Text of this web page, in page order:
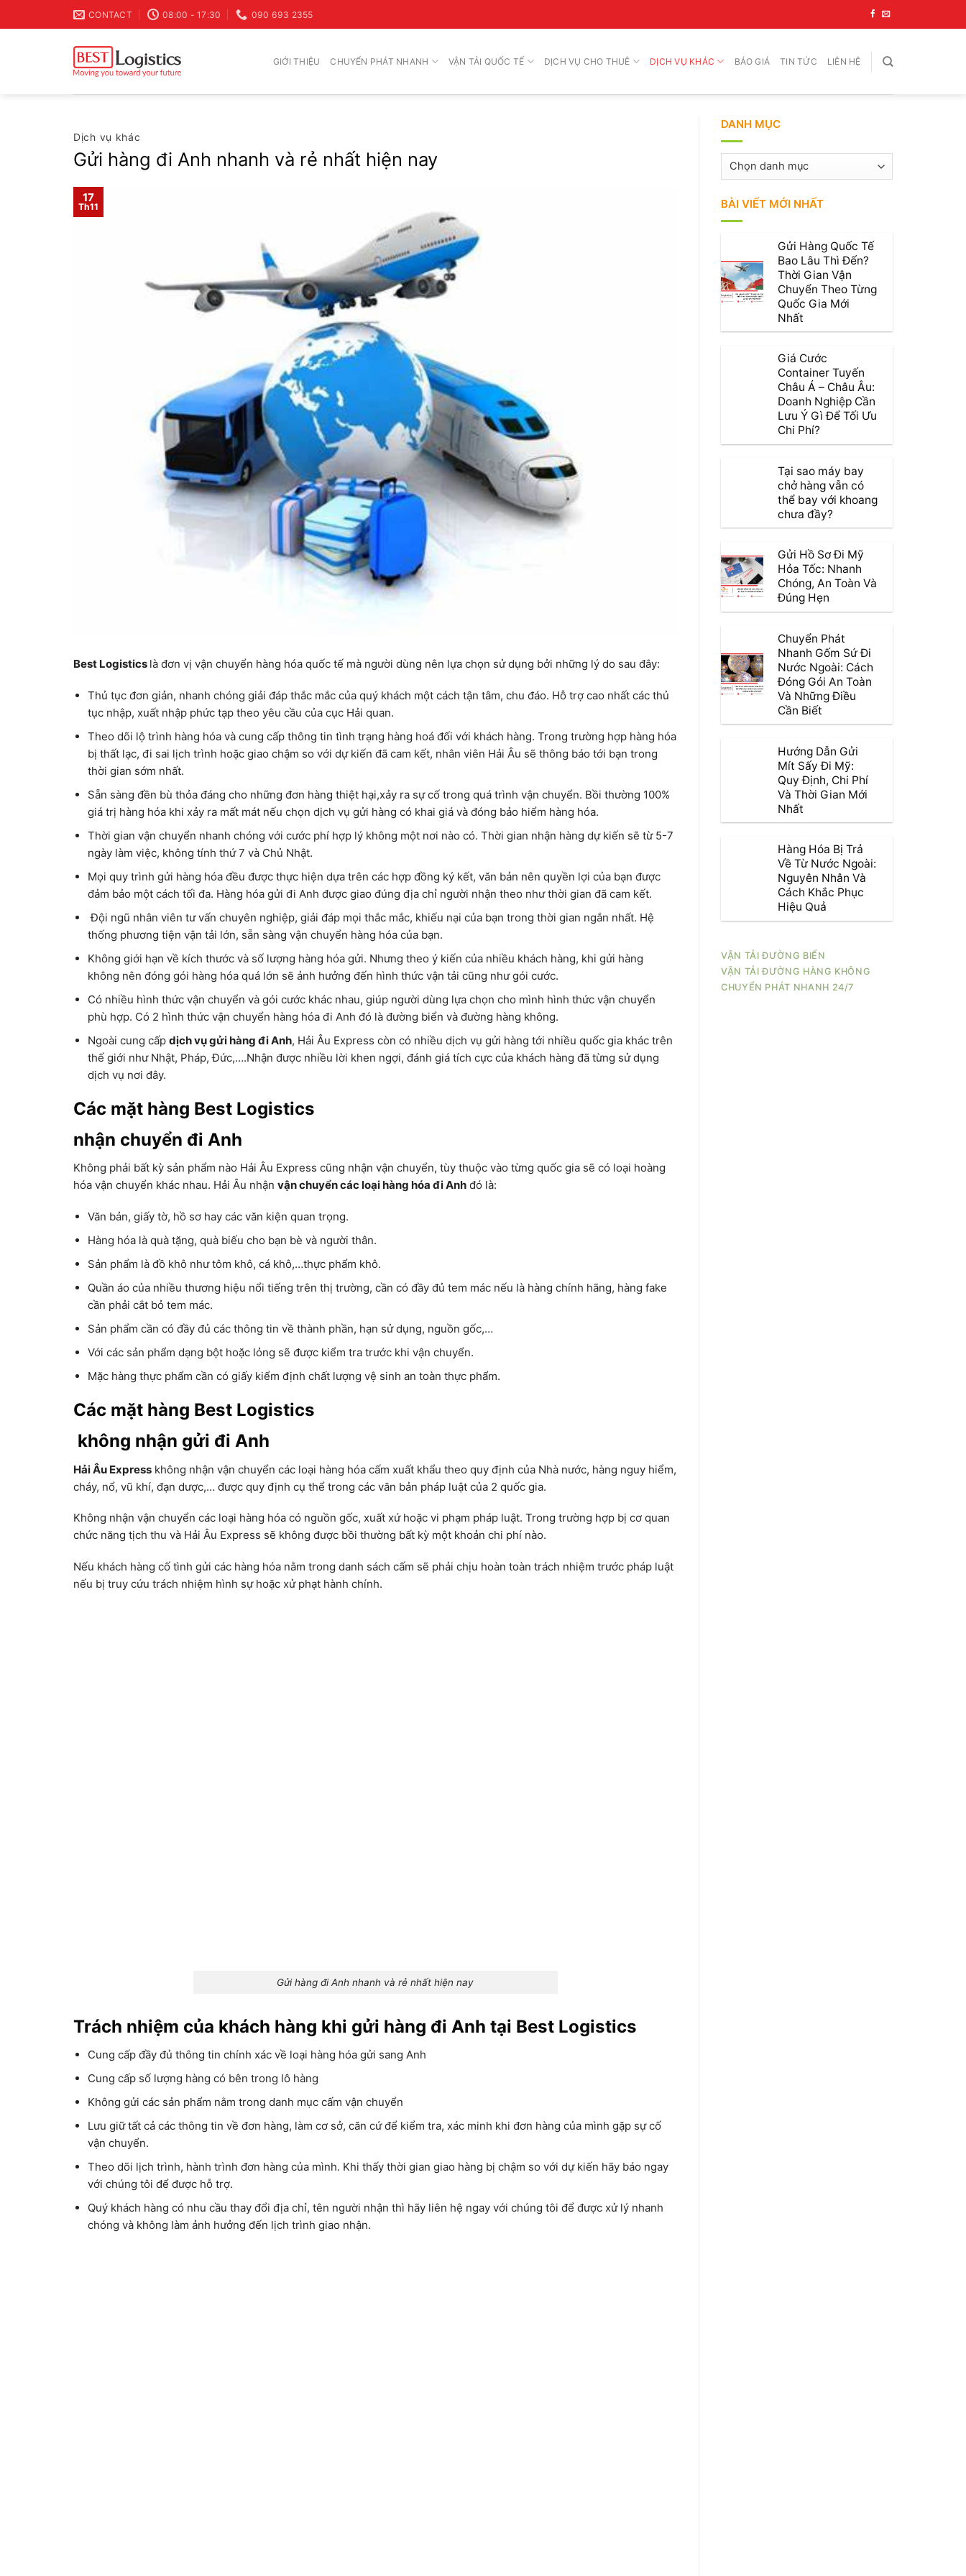
CONTACT 08:00 - 17:30 090 693 2355
GIỚI THIỆU CHUYỂN PHÁT NHANH VẬN TẢI QUỐC TẾ DỊCH VỤ CHO THUÊ DỊCH VỤ KHÁC BÁO GIÁ TIN TỨC LIÊN HỆ
Dịch vụ khác
Gửi hàng đi Anh nhanh và rẻ nhất hiện nay
17
Th11
Best Logistics là đơn vị vận chuyển hàng hóa quốc tế mà người dùng nên lựa chọn sử dụng bởi những lý do sau đây:
Thủ tục đơn giản, nhanh chóng giải đáp thắc mắc của quý khách một cách tận tâm, chu đáo. Hỗ trợ cao nhất các thủ
tục nhập, xuất nhập phức tạp theo yêu cầu của cục Hải quan.
Theo dõi lộ trình hàng hóa và cung cấp thông tin tình trạng hàng hoá đối với khách hàng. Trong trường hợp hàng hóa
bị thất lạc, đi sai lịch trình hoặc giao chậm so với dự kiến đã cam kết, nhân viên Hải Âu sẽ thông báo tới bạn trong
thời gian sớm nhất.
Sẵn sàng đền bù thỏa đáng cho những đơn hàng thiệt hại,xảy ra sự cố trong quá trình vận chuyển. Bồi thường 100%
giá trị hàng hóa khi xảy ra mất mát nếu chọn dịch vụ gửi hàng có khai giá và đóng bảo hiểm hàng hóa.
Thời gian vận chuyển nhanh chóng với cước phí hợp lý không một nơi nào có. Thời gian nhận hàng dự kiến sẽ từ 5-7
ngày làm việc, không tính thứ 7 và Chủ Nhật.
Mọi quy trình gửi hàng hóa đều được thực hiện dựa trên các hợp đồng ký kết, văn bản nên quyền lợi của bạn được
đảm bảo một cách tối đa. Hàng hóa gửi đi Anh được giao đúng địa chỉ người nhận theo như thời gian đã cam kết.
Đội ngũ nhân viên tư vấn chuyên nghiệp, giải đáp mọi thắc mắc, khiếu nại của bạn trong thời gian ngắn nhất. Hệ
thống phương tiện vận tải lớn, sẵn sàng vận chuyển hàng hóa của bạn.
Không giới hạn về kích thước và số lượng hàng hóa gửi. Nhưng theo ý kiến của nhiều khách hàng, khi gửi hàng
không nên đóng gói hàng hóa quá lớn sẽ ảnh hưởng đến hình thức vận tải cũng như gói cước.
Có nhiều hình thức vận chuyển và gói cước khác nhau, giúp người dùng lựa chọn cho mình hình thức vận chuyển
phù hợp. Có 2 hình thức vận chuyển hàng hóa đi Anh đó là đường biển và đường hàng không.
Ngoài cung cấp dịch vụ gửi hàng đi Anh, Hải Âu Express còn có nhiều dịch vụ gửi hàng tới nhiều quốc gia khác trên
thế giới như Nhật, Pháp, Đức,….Nhận được nhiều lời khen ngợi, đánh giá tích cực của khách hàng đã từng sử dụng
dịch vụ nơi đây.
Các mặt hàng Best Logistics
nhận chuyển đi Anh
Không phải bất kỳ sản phẩm nào Hải Âu Express cũng nhận vận chuyển, tùy thuộc vào từng quốc gia sẽ có loại hoàng
hóa vận chuyển khác nhau. Hải Âu nhận vận chuyển các loại hàng hóa đi Anh đó là:
Văn bản, giấy tờ, hồ sơ hay các văn kiện quan trọng.
Hàng hóa là quà tặng, quà biếu cho bạn bè và người thân.
Sản phẩm là đồ khô như tôm khô, cá khô,…thực phẩm khô.
Quần áo của nhiều thương hiệu nổi tiếng trên thị trường, cần có đầy đủ tem mác nếu là hàng chính hãng, hàng fake
cần phải cắt bỏ tem mác.
Sản phẩm cần có đầy đủ các thông tin về thành phần, hạn sử dụng, nguồn gốc,…
Với các sản phẩm dạng bột hoặc lỏng sẽ được kiểm tra trước khi vận chuyển.
Mặc hàng thực phẩm cần có giấy kiểm định chất lượng vệ sinh an toàn thực phẩm.
Các mặt hàng Best Logistics
không nhận gửi đi Anh
Hải Âu Express không nhận vận chuyển các loại hàng hóa cấm xuất khẩu theo quy định của Nhà nước, hàng nguy hiểm,
cháy, nổ, vũ khí, đạn dược,… được quy định cụ thể trong các văn bản pháp luật của 2 quốc gia.
Không nhận vận chuyển các loại hàng hóa có nguồn gốc, xuất xứ hoặc vi phạm pháp luật. Trong trường hợp bị cơ quan
chức năng tịch thu và Hải Âu Express sẽ không được bồi thường bất kỳ một khoản chi phí nào.
Nếu khách hàng cố tình gửi các hàng hóa nằm trong danh sách cấm sẽ phải chịu hoàn toàn trách nhiệm trước pháp luật
nếu bị truy cứu trách nhiệm hình sự hoặc xử phạt hành chính.
Gửi hàng đi Anh nhanh và rẻ nhất hiện nay
Trách nhiệm của khách hàng khi gửi hàng đi Anh tại Best Logistics
Cung cấp đầy đủ thông tin chính xác về loại hàng hóa gửi sang Anh
Cung cấp số lượng hàng có bên trong lô hàng
Không gửi các sản phẩm nằm trong danh mục cấm vận chuyển
Lưu giữ tất cả các thông tin về đơn hàng, làm cơ sở, căn cứ để kiểm tra, xác minh khi đơn hàng của mình gặp sự cố
vận chuyển.
Theo dõi lịch trình, hành trình đơn hàng của mình. Khi thấy thời gian giao hàng bị chậm so với dự kiến hãy báo ngay
với chúng tôi để được hỗ trợ.
Quý khách hàng có nhu cầu thay đổi địa chỉ, tên người nhận thì hãy liên hệ ngay với chúng tôi để được xử lý nhanh
chóng và không làm ảnh hưởng đến lịch trình giao nhận.
DANH MỤC
Danh
BÀI VIẾT MỚI NHẤT
Gửi Hàng Quốc Tế
Bao Lâu Thì Đến?
Thời Gian Vận
Chuyển Theo Từng
Quốc Gia Mới
Nhất
Giá Cước
Container Tuyến
Châu Á – Châu Âu:
Doanh Nghiệp Cần
Lưu Ý Gì Để Tối Ưu
Chi Phí?
Tại sao máy bay
chở hàng vẫn có
thể bay với khoang
chưa đầy?
Gửi Hồ Sơ Đi Mỹ
Hỏa Tốc: Nhanh
Chóng, An Toàn Và
Đúng Hẹn
Chuyển Phát
Nhanh Gốm Sứ Đi
Nước Ngoài: Cách
Đóng Gói An Toàn
Và Những Điều
Cần Biết
Hướng Dẫn Gửi
Mít Sấy Đi Mỹ:
Quy Định, Chi Phí
Và Thời Gian Mới
Nhất
Hàng Hóa Bị Trả
Về Từ Nước Ngoài:
Nguyên Nhân Và
Cách Khắc Phục
Hiệu Quả
VẬN TẢI ĐƯỜNG BIỂN
VẬN TẢI ĐƯỜNG HÀNG KHÔNG
CHUYỂN PHÁT NHANH 24/7